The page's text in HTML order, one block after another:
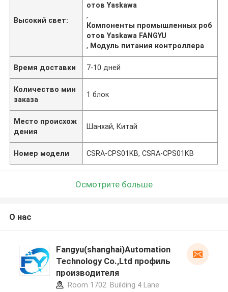
Высокий свет:
отов Yaskawa
,
Компоненты промышленных роб
отов Yaskawa FANGYU
, Модуль питания контроллера
Время доставки 7-10 дней
Количество мин
заказа
1 блок
Место происхож
дения
Шанхай, Китай
Номер модели CSRA-CPS01KB, CSRA-CPS01KB
Осмотрите больше
О нас
Fangyu(shanghai)Automation
Technology Co.,Ltd профиль
производителя
Room 1702. Building 4 Lane